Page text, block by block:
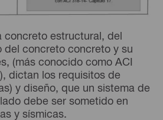
concreto estructural, del
del concreto concreto y su
(más conocido como ACI
dictan los requisitos de
y diseño, que un sistema de
debe ser sometido en
y sísmicas.